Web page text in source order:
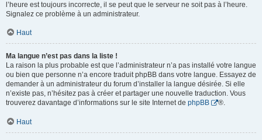
l’heure est toujours incorrecte, il se peut que le serveur ne soit pas à l’heure.
Signalez ce problème à un administrateur.
Haut
Ma langue n’est pas dans la liste !
La raison la plus probable est que l’administrateur n’a pas installé votre langue
ou bien que personne n’a encore traduit phpBB dans votre langue. Essayez de
demander à un administrateur du forum d’installer la langue désirée. Si elle
n’existe pas, n’hésitez pas à créer et partager une nouvelle traduction. Vous
trouverez davantage d’informations sur le site Internet de phpBB ®.
Haut